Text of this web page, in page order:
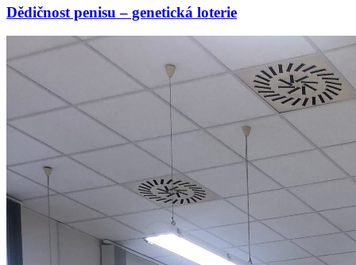
Dědičnost penisu – genetická loterie